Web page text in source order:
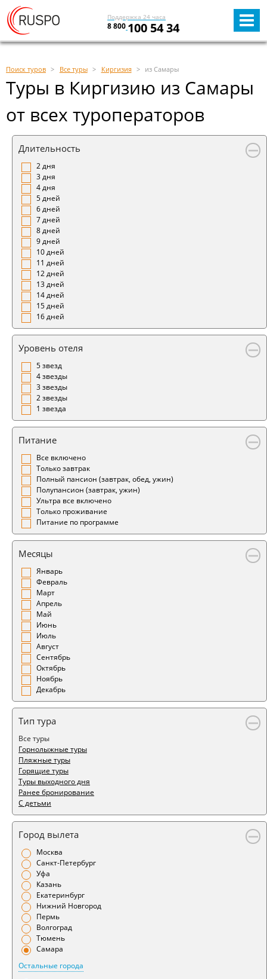
Поддержка 24 часа
8 800 100 54 34
Поиск туров Все туры Киргизия из Самары
Туры в Киргизию из Самары
от всех туроператоров
Длительность
2 дня
3 дня
4 дня
5 дней
6 дней
7 дней
8 дней
9 дней
10 дней
11 дней
12 дней
13 дней
14 дней
15 дней
16 дней
Уровень отеля
5 звезд
4 звезды
3 звезды
2 звезды
1 звезда
Питание
Все включено
Только завтрак
Полный пансион (завтрак, обед, ужин)
Полупансион (завтрак, ужин)
Ультра все включено
Только проживание
Питание по программе
Месяцы
Январь
Февраль
Март
Апрель
Май
Июнь
Июль
Август
Сентябрь
Октябрь
Ноябрь
Декабрь
Тип тура
Все туры
Горнолыжные туры
Пляжные туры
Горящие туры
Туры выходного дня
Ранее бронирование
С детьми
Город вылета
Москва
Санкт-Петербург
Уфа
Казань
Екатеринбург
Нижний Новгород
Пермь
Волгоград
Тюмень
Самара
Остальные города